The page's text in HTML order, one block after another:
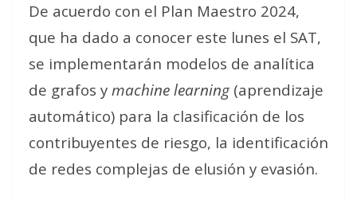
De acuerdo con el Plan Maestro 2024,
que ha dado a conocer este lunes el SAT,
se implementarán modelos de analítica
de grafos y machine learning (aprendizaje
automático) para la clasificación de los
contribuyentes de riesgo, la identificación
de redes complejas de elusión y evasión.